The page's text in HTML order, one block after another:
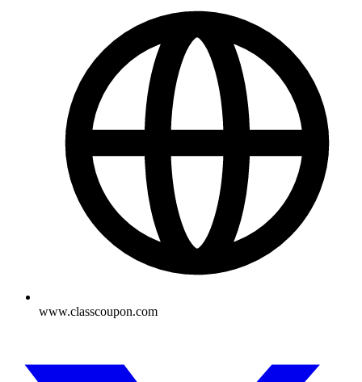
www.classcoupon.com